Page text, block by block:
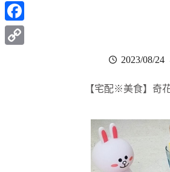
2023/08/24
【宅配※美食】奇
L
i
n
F